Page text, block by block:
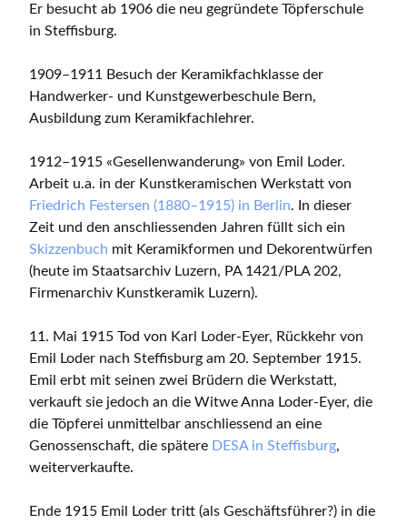
Er besucht ab 1906 die neu gegründete Töpferschule
in Steffisburg.
1909–1911 Besuch der Keramikfachklasse der
Handwerker- und Kunstgewerbeschule Bern,
Ausbildung zum Keramikfachlehrer.
1912–1915 «Gesellenwanderung» von Emil Loder.
Arbeit u.a. in der Kunstkeramischen Werkstatt von
Friedrich Festersen (1880–1915) in Berlin. In dieser
Zeit und den anschliessenden Jahren füllt sich ein
Skizzenbuch mit Keramikformen und Dekorentwürfen
(heute im Staatsarchiv Luzern, PA 1421/PLA 202,
Firmenarchiv Kunstkeramik Luzern).
11. Mai 1915 Tod von Karl Loder-Eyer, Rückkehr von
Emil Loder nach Steffisburg am 20. September 1915.
Emil erbt mit seinen zwei Brüdern die Werkstatt,
verkauft sie jedoch an die Witwe Anna Loder-Eyer, die
die Töpferei unmittelbar anschliessend an eine
Genossenschaft, die spätere DESA in Steffisburg,
weiterverkaufte.
Ende 1915 Emil Loder tritt (als Geschäftsführer?) in die